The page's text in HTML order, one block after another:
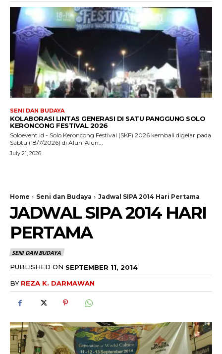
SENI DAN BUDAYA
KOLABORASI LINTAS GENERASI DI SATU PANGGUNG SOLO
KERONCONG FESTIVAL 2026
Soloevent.id - Solo Keroncong Festival (SKF) 2026 kembali digelar pada
Sabtu (18/7/2026) di Alun-Alun...
July 21, 2026